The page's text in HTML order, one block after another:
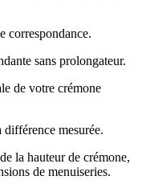
correspondance.
sans prolongateur.
de votre crémone
mesurée.
la hauteur de crémone,
de menuiseries.